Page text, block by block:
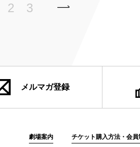
2 3
メルマガ登録
劇場案内 チケット購入方法・会員